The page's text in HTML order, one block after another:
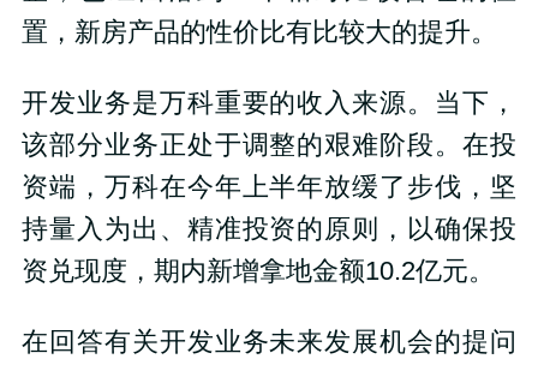
置，新房产品的性价比有比较大的提升。
开发业务是万科重要的收入来源。当下，
该部分业务正处于调整的艰难阶段。在投
资端，万科在今年上半年放缓了步伐，坚
持量入为出、精准投资的原则，以确保投
资兑现度，期内新增拿地金额10.2亿元。
在回答有关开发业务未来发展机会的提问